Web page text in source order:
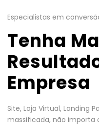
Especialistas em
Tenha
Empresa
Site, Loja Virtual, Landing
massificada, não importa